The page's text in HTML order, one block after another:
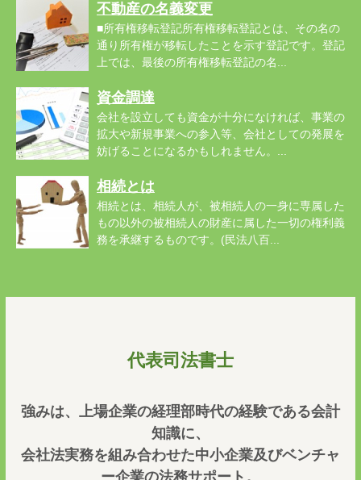
不動産の名義変更
■所有権移転登記所有権移転登記とは、その名の
通り所有権が移転したことを示す登記です。登記
上では、最後の所有権移転登記の名...
資金調達
会社を設立しても資金が十分になければ、事業の
拡大や新規事業への参入等、会社としての発展を
妨げることになるかもしれません。...
相続とは
相続とは、相続人が、被相続人の一身に専属した
もの以外の被相続人の財産に属した一切の権利義
務を承継するものです。(民法八百...
代表司法書士
強みは、上場企業の経理部時代の経験である会計
知識に、
会社法実務を組み合わせた中小企業及びベンチャ
ー企業の法務サポート。